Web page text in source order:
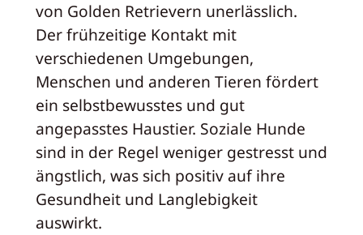
von Golden Retrievern unerlässlich.
Der frühzeitige Kontakt mit
verschiedenen Umgebungen,
Menschen und anderen Tieren fördert
ein selbstbewusstes und gut
angepasstes Haustier. Soziale Hunde
sind in der Regel weniger gestresst und
ängstlich, was sich positiv auf ihre
Gesundheit und Langlebigkeit
auswirkt.